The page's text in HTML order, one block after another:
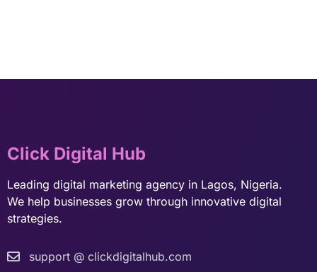
Click Digital Hub
Leading digital marketing agency in Lagos, Nigeria.
We help businesses grow through innovative digital
strategies.
support @ clickdigitalhub.com